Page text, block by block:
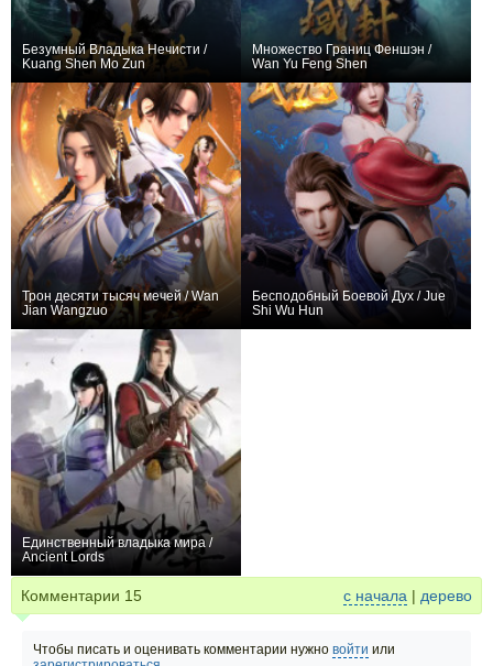
Безумный Владыка Нечисти /
Kuang Shen Mo Zun
Множество Границ Феншэн /
Wan Yu Feng Shen
Трон десяти тысяч мечей / Wan
Jian Wangzuo
Бесподобный Боевой Дух / Jue
Shi Wu Hun
Единственный владыка мира /
Ancient Lords
Комментарии 15 с начала | дерево
Чтобы писать и оценивать комментарии нужно войти или